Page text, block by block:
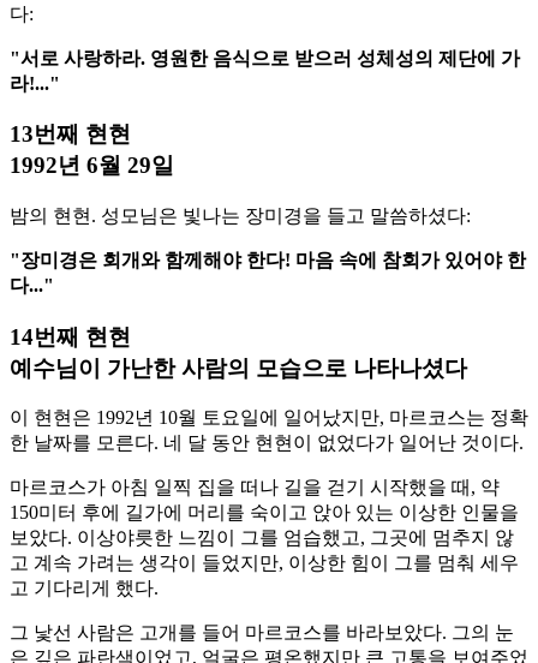
다:
"서로 사랑하라. 영원한 음식으로 받으러 성체성의 제단에 가
라!..."
13번째 현현
1992년 6월 29일
밤의 현현. 성모님은 빛나는 장미경을 들고 말씀하셨다:
"장미경은 회개와 함께해야 한다! 마음 속에 참회가 있어야 한
다..."
14번째 현현
예수님이 가난한 사람의 모습으로 나타나셨다
이 현현은 1992년 10월 토요일에 일어났지만, 마르코스는 정확
한 날짜를 모른다. 네 달 동안 현현이 없었다가 일어난 것이다.
마르코스가 아침 일찍 집을 떠나 길을 걷기 시작했을 때, 약
150미터 후에 길가에 머리를 숙이고 앉아 있는 이상한 인물을
보았다. 이상야릇한 느낌이 그를 엄습했고, 그곳에 멈추지 않
고 계속 가려는 생각이 들었지만, 이상한 힘이 그를 멈춰 세우
고 기다리게 했다.
그 낯선 사람은 고개를 들어 마르코스를 바라보았다. 그의 눈
은 깊은 파란색이었고, 얼굴은 평온했지만 큰 고통을 보여주었